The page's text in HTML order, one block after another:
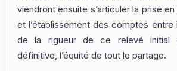
viendront ensuite s’articuler la prise
et l’établissement des comptes entre
de la rigueur de ce relevé initial
définitive, l’équité de tout le partage.